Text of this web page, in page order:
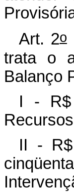
Art. 2o
trata o
Balanço
I - R$
II - R$